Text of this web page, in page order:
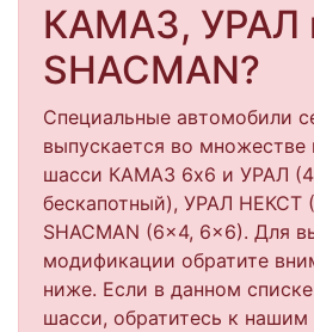
КАМАЗ, УРАЛ
SHACMAN?
Специальные автомобили
выпускается во
шасси КАМАЗ 6х6 и УРАЛ
бескапотный), УРАЛ НЕКСТ
SHACMAN (6x4, 6x6). Для
модификации обратите
ниже. Если в данном
шасси, обратитесь к